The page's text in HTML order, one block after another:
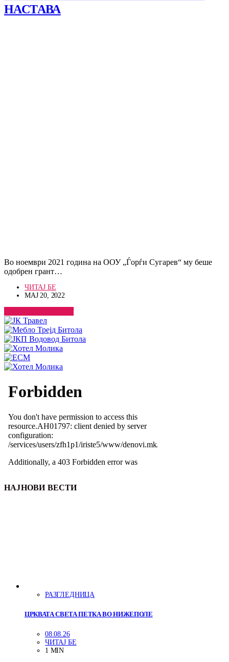
НАСТАВА
Во ноември 2021 година на ООУ „Ѓорѓи Сугарев“ му беше
одобрен грант…
ЧИТАЈ БЕ
МАЈ 20, 2022
ПОГЛЕДНИ ВЕСТ
НАЈНОВИ ВЕСТИ
РАЗГЛЕДНИЦА
ЦРКВАТА СВЕТА ПЕТКА ВО НИЖЕПОЛЕ
08.08.26
ЧИТАЈ БЕ
1 MIN